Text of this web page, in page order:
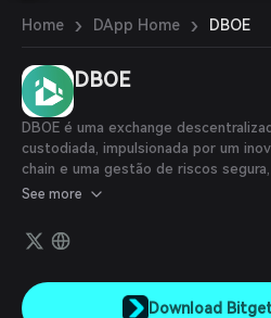
ภาษาไทย
العربية
हिन्दी
বাংলা
Español
Português (Brasil)
Español (Argentina)
Home › DApp Home › DBOE
DBOE
DBOE é uma exchange
custodiada, impulsionada por um
chain e uma gestão de riscos
contraparte.
See more
Download